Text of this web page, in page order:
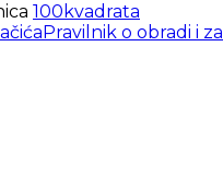
100kvadrata
Pravilnik o obradi i